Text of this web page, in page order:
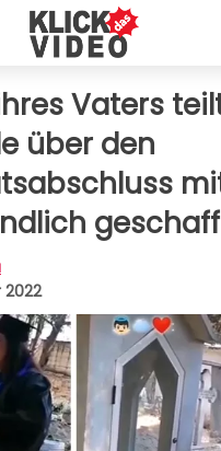
Vaters
über den
2022